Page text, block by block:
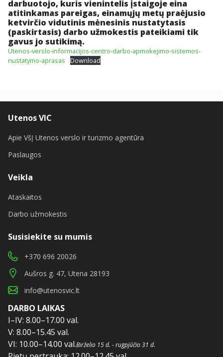
darbuotojo, kuris vienintelis įstaigoje eina
atitinkamas pareigas, einamųjų metų praėjusio
ketvirčio vidutinis mėnesinis nustatytasis
(paskirtasis) darbo užmokestis pateikiami tik
gavus jo sutikimą.
Utenos-verslo-informacijos-centro-darbo-apmokejimo-sistemos-
nustatymo-aprasas
Download
Utenos VIC
Apie VšĮ Utenos verslo ir turizmo agentūra
Paslaugos
Veikla
Ataskaitos
Darbo užmokestis
Susisiekite su mumis
+370 696 20026
Aušros g. 47, Utena 28193
info@utenosvic.lt
DARBO LAIKAS
I–IV: 8.00–17.00 val.
V: 8.00–15.45 val.
VI: 10.00–14.00 val.Birželio 15 d. - rugpjūčio 31 d.